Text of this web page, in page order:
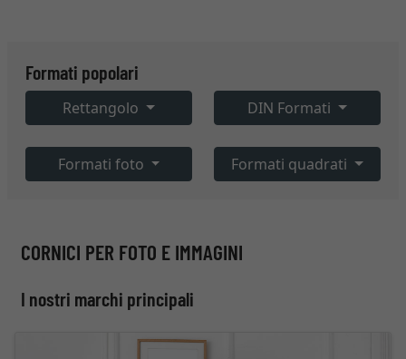
Formati popolari
Rettangolo DIN Formati
Formati foto Formati quadrati
CORNICI PER FOTO E IMMAGINI
I nostri marchi principali